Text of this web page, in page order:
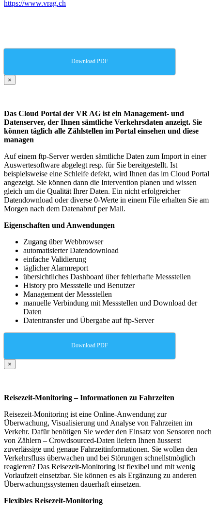
https://www.vrag.ch
Download PDF
×
Das Cloud Portal der VR AG ist ein Management- und
Datenserver, der Ihnen sämtliche Verkehrsdaten anzeigt. Sie
können täglich alle Zählstellen im Portal einsehen und diese
managen
Auf einem ftp-Server werden sämtliche Daten zum Import in einer
Auswertesoftware abgelegt resp. für Sie bereitgestellt. Ist
beispielsweise eine Schleife defekt, wird Ihnen das im Cloud Portal
angezeigt. Sie können dann die Intervention planen und wissen
gleich um die Qualität Ihrer Daten. Ein nicht erfolgreicher
Datendownload oder diverse 0-Werte in einem File erhalten Sie am
Morgen nach dem Datenabruf per Mail.
Eigenschaften und Anwendungen
Zugang über Webbrowser
automatisierter Datendownload
einfache Validierung
täglicher Alarmreport
übersichtliches Dashboard über fehlerhafte Messstellen
History pro Messstelle und Benutzer
Management der Messstellen
manuelle Verbindung mit Messstellen und Download der
Daten
Datentransfer und Übergabe auf ftp-Server
Download PDF
×
Reisezeit-Monitoring – Informationen zu Fahrzeiten
Reisezeit-Monitoring ist eine Online-Anwendung zur
Überwachung, Visualisierung und Analyse von Fahrzeiten im
Verkehr. Dafür benötigen Sie weder den Einsatz von Sensoren noch
von Zählern – Crowdsourced-Daten liefern Ihnen äusserst
zuverlässige und genaue Fahrzeitinformationen. Sie wollen den
Verkehrsfluss überwachen und bei Störungen schnellstmöglich
reagieren? Das Reisezeit-Monitoring ist flexibel und mit wenig
Vorlaufzeit einsetzbar. Sie können es als Ergänzung zu anderen
Überwachungssystemen dauerhaft einsetzen.
Flexibles Reisezeit-Monitoring